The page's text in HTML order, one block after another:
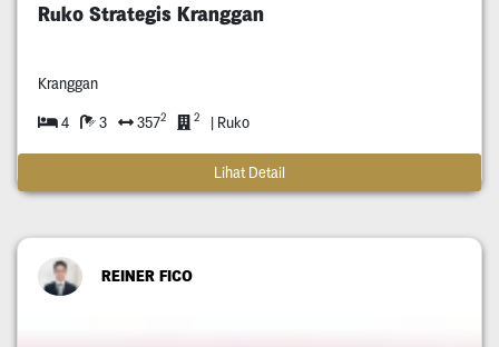
Ruko Strategis Kranggan
Kranggan
4 3 3572 2 | Ruko
Lihat Detail
REINER FICO